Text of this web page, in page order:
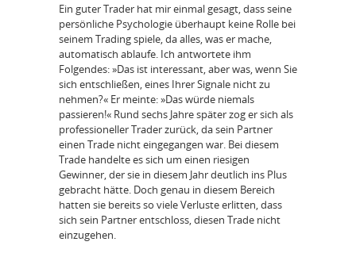
Ein guter Trader hat mir einmal gesagt, dass seine
persönliche Psychologie überhaupt keine Rolle bei
seinem Trading spiele, da alles, was er mache,
automatisch ablaufe. Ich antwortete ihm
Folgendes: »Das ist interessant, aber was, wenn Sie
sich entschließen, eines Ihrer Signale nicht zu
nehmen?« Er meinte: »Das würde niemals
passieren!« Rund sechs Jahre später zog er sich als
professioneller Trader zurück, da sein Partner
einen Trade nicht eingegangen war. Bei diesem
Trade handelte es sich um einen riesigen
Gewinner, der sie in diesem Jahr deutlich ins Plus
gebracht hätte. Doch genau in diesem Bereich
hatten sie bereits so viele Verluste erlitten, dass
sich sein Partner entschloss, diesen Trade nicht
einzugehen.